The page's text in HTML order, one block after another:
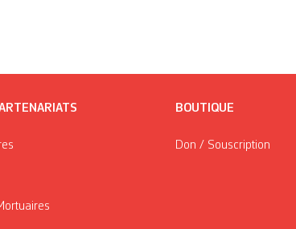
BOUTIQUE
Don / Souscription